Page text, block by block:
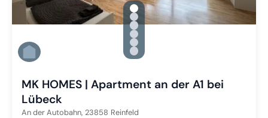
gallery.slide_selector
Zu Slide 1 wechseln
Zu Slide 2 wechseln
Zu Slide 3 wechseln
Zu Slide 4 wechseln
Zu Slide 5 wechseln
Zu Slide 6 wechseln
MK HOMES | Apartment an der A1 bei
Lübeck
An der Autobahn, 23858 Reinfeld